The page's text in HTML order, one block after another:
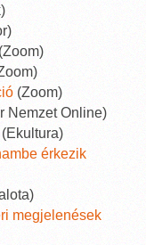
(Zoom)
(Zoom)
Nemzet Online)
(Ekultura)
érkezik
megjelenések